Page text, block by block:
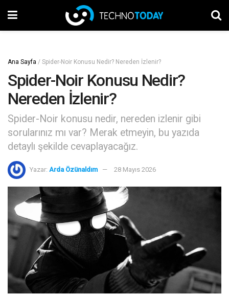
Ana Sayfa / Spider-Noir Konusu Nedir? Nereden İzlenir?
Spider-Noir Konusu Nedir?
Nereden İzlenir?
Spider-Noir konusu nedir, nereden izlenir gibi
sorularınız mı var? Merak etmeyin, bu yazıda
detaylı şekilde cevaplayacağız.
Yazar: Arda Özünaldım 28 Mayıs 2026